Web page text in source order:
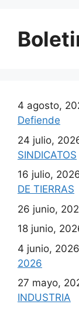
4 agosto,
Defiende
24 julio,
SINDICATOS
16 julio,
DE TIERRAS
26 junio,
18 junio,
4 junio, 2026
2026
27 mayo,
INDUSTRIA